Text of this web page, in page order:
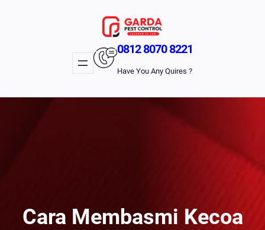
0812 8070 8221
Have You Any Quires ?
Cara Membasmi Kecoa